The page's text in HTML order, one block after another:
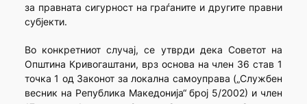
за правната сигурност на граѓаните и другите правни
субјекти.
Во конкретниот случај, се утврди дека Советот на
Општина Кривогаштани, врз основа на член 36 став 1
точка 1 од Законот за локална самоуправа („Службен
весник на Република Македонија“ број 5/2002) и член